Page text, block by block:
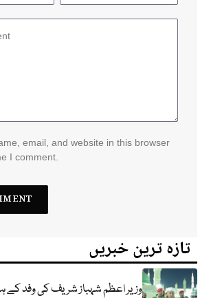
email, and website in this browser
I comment.
تازہ ترین خبریں
وزیر اعظم شہباز شریف کی وفد کے